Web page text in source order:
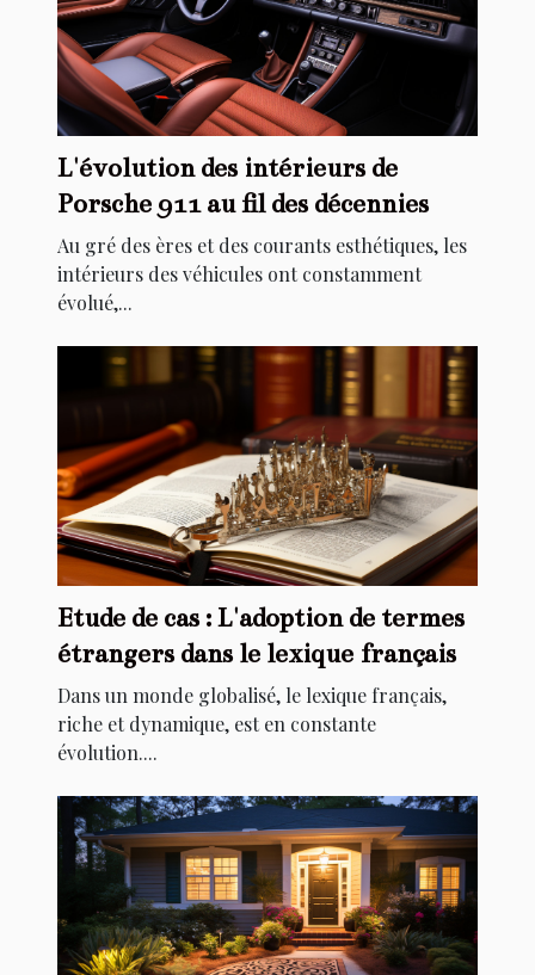
L'évolution des intérieurs de
Porsche 911 au fil des décennies
Au gré des ères et des courants esthétiques, les
intérieurs des véhicules ont constamment
évolué,...
Etude de cas : L'adoption de termes
étrangers dans le lexique français
Dans un monde globalisé, le lexique français,
riche et dynamique, est en constante
évolution....